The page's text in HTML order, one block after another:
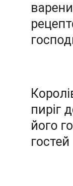
пиріг
його
гостей